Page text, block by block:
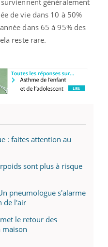
de vie dans 10 à 50%
dans 65 à 95% des
reste rare.
: faites attention au
sont plus à risque
pneumologue s'alarme
de l'air
le retour des
maison